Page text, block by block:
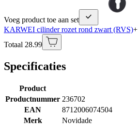
Voeg product toe aan set
KARWEI cilinder rozet rond zwart (RVS)
Totaal 28.99
Specificaties
Product
Productnummer 236702
EAN
8712006074504
Merk
Novidade